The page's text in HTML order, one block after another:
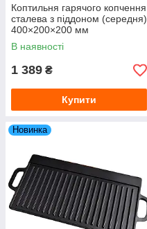
Коптильня гарячого копчення
сталева з піддоном (середня)
400×200×200 мм
В наявності
1 389 ₴
Купити
Новинка